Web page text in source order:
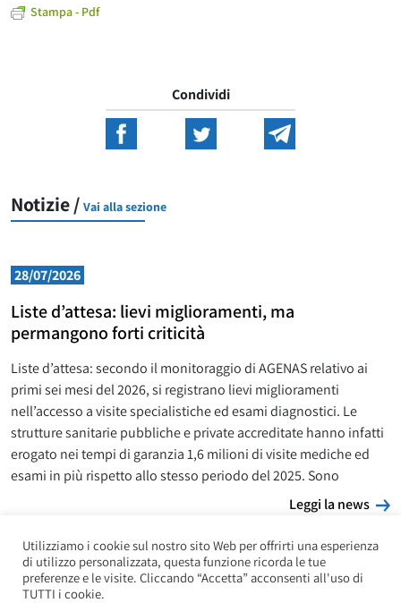
Stampa - Pdf
Condividi
Notizie / Vai alla sezione
28/07/2026
Liste d’attesa: lievi miglioramenti, ma
permangono forti criticità
Liste d’attesa: secondo il monitoraggio di AGENAS relativo ai
primi sei mesi del 2026, si registrano lievi miglioramenti
nell’accesso a visite specialistiche ed esami diagnostici. Le
strutture sanitarie pubbliche e private accreditate hanno infatti
erogato nei tempi di garanzia 1,6 milioni di visite mediche ed
esami in più rispetto allo stesso periodo del 2025. Sono
Leggi la news
Utilizziamo i cookie sul nostro sito Web per offrirti una esperienza
di utilizzo personalizzata, questa funzione ricorda le tue
preferenze e le visite. Cliccando “Accetta” acconsenti all'uso di
TUTTI i cookie.